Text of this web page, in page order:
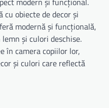
cu obiecte de decor și
modernă și funcțională,
și culori deschise.
în camera copiilor lor,
și culori care reflectă